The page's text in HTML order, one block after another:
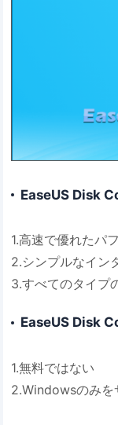
EaseUS Disk
1.高速で優れたパ
2.シンプルなイン
3.すべてのタイプ
EaseUS Disk
1.無料ではない
2.Windowsのみを